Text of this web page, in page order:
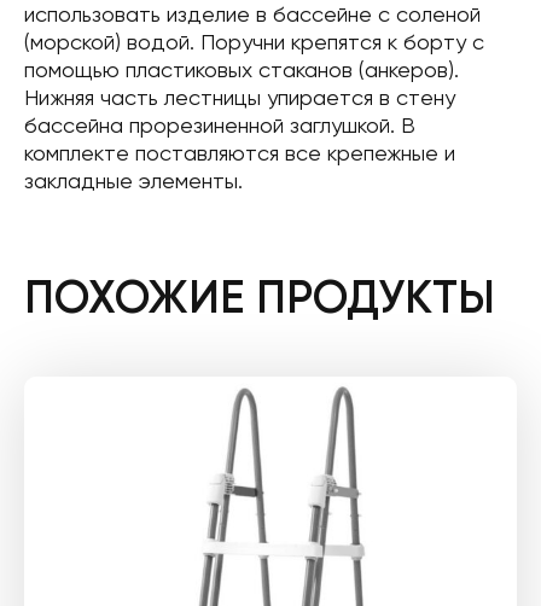
использовать изделие в бассейне с соленой
(морской) водой. Поручни крепятся к борту с
помощью пластиковых стаканов (анкеров).
Нижняя часть лестницы упирается в стену
бассейна прорезиненной заглушкой. В
комплекте поставляются все крепежные и
закладные элементы.
ПОХОЖИЕ ПРОДУКТЫ